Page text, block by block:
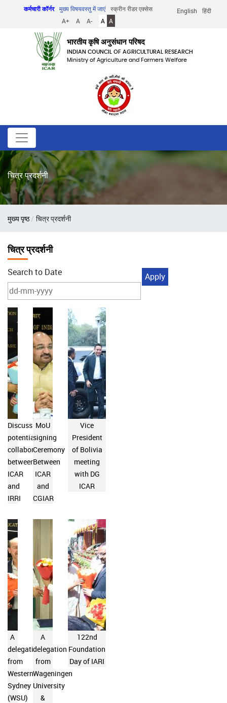
English हिंदी
कर्मचारी कॉर्नर मुख्य विषयवस्तु में जाएं
स्क्रीन रीडर एक्सेस
A+
A A- A A
भारतीय कृषि अनुसंधान परिषद
INDIAN COUNCIL OF AGRICULTURAL RESEARCH
Ministry of Agriculture and Farmers Welfare
चित्र प्रदर्शनी
पग
मुख्य पृष्ठ चित्र प्रदर्शनी
चित्र प्रदर्शनी
Search to Date
Discuss
potential
collaboration
between
ICAR
and
IRRI
MoU
signing
Ceremony
Between
ICAR
and
CGIAR
Vice
President
of Bolivia
meeting
with DG
ICAR
A
delegation
from
Western
Sydney
(WSU)
A
delegation
from
Wageningen
University
&
122nd
Foundation
Day of IARI